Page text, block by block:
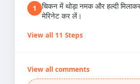
1
चिकन में थोड़ा नमक और हल्दी
मेरिनेट कर लें।
View all 11 Steps
View all comments